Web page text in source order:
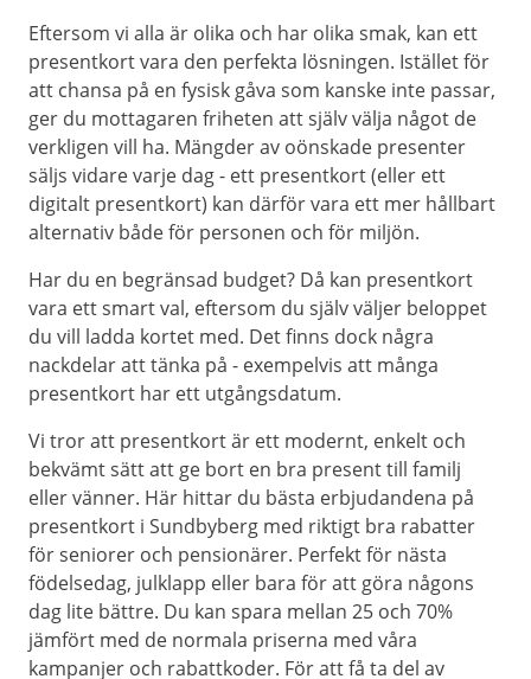
Eftersom vi alla är olika och har olika smak, kan ett
presentkort vara den perfekta lösningen. Istället för
att chansa på en fysisk gåva som kanske inte passar,
ger du mottagaren friheten att själv välja något de
verkligen vill ha. Mängder av oönskade presenter
säljs vidare varje dag - ett presentkort (eller ett
digitalt presentkort) kan därför vara ett mer hållbart
alternativ både för personen och för miljön.
Har du en begränsad budget? Då kan presentkort
vara ett smart val, eftersom du själv väljer beloppet
du vill ladda kortet med. Det finns dock några
nackdelar att tänka på - exempelvis att många
presentkort har ett utgångsdatum.
Vi tror att presentkort är ett modernt, enkelt och
bekvämt sätt att ge bort en bra present till familj
eller vänner. Här hittar du bästa erbjudandena på
presentkort i Sundbyberg med riktigt bra rabatter
för seniorer och pensionärer. Perfekt för nästa
födelsedag, julklapp eller bara för att göra någons
dag lite bättre. Du kan spara mellan 25 och 70%
jämfört med de normala priserna med våra
kampanjer och rabattkoder. För att få ta del av